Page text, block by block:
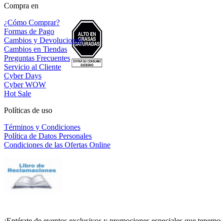
Compra en
¿Cómo Comprar?
Formas de Pago
Cambios y Devoluciones
Cambios en Tiendas
Preguntas Frecuentes
Servicio al Cliente
Cyber Days
Cyber WOW
Hot Sale
Políticas de uso
Términos y Condiciones
Política de Datos Personales
Condiciones de las Ofertas Online